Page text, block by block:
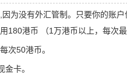
为没有外汇管制。只要你的账
180港币 （1万港币以上，每次最
次50港币。
卡。